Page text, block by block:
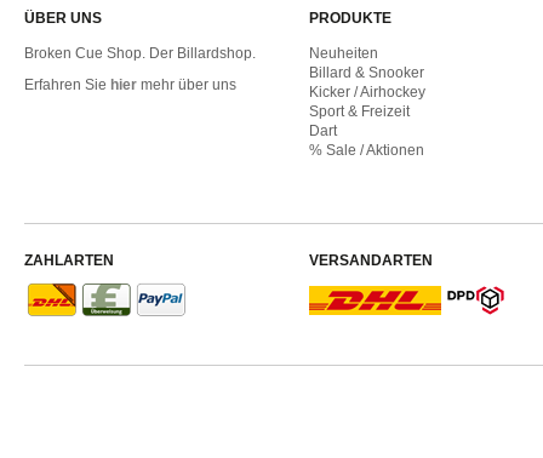
ÜBER UNS
Broken Cue Shop. Der Billardshop.
Erfahren Sie hier mehr über uns
PRODUKTE
Neuheiten
Billard & Snooker
Kicker / Airhockey
Sport & Freizeit
Dart
% Sale / Aktionen
ZAHLARTEN VERSANDARTEN